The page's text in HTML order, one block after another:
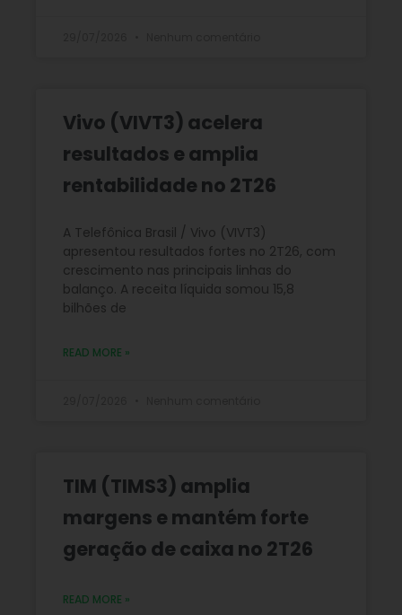
Vivo (VIVT3) acelera
resultados e amplia
rentabilidade no 2T26
A Telefônica Brasil / Vivo (VIVT3)
apresentou resultados fortes no 2T26, com
crescimento nas principais linhas do
balanço. A receita líquida somou 15,8
bilhões de
READ MORE »
TIM (TIMS3) amplia
margens e mantém forte
geração de caixa no 2T26
READ MORE »